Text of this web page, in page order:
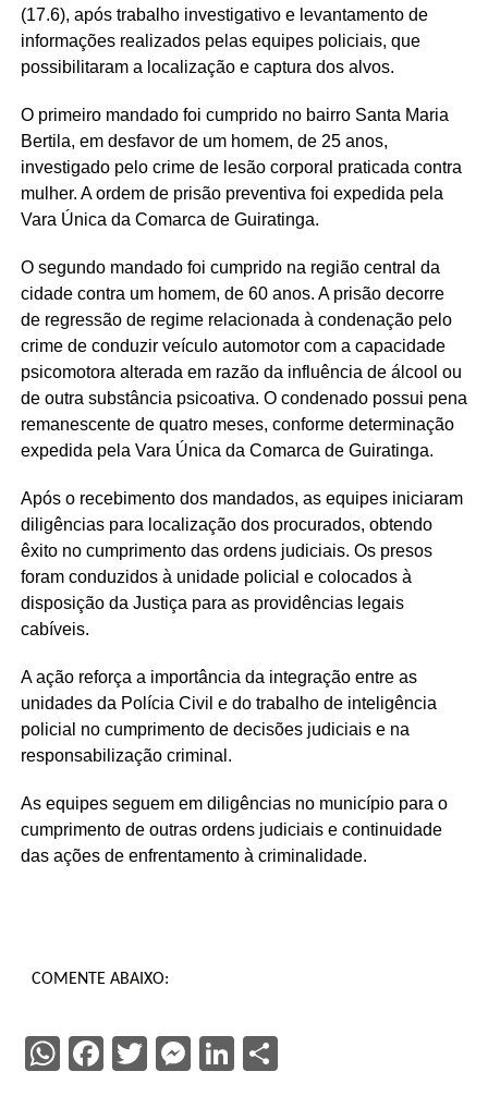
(17.6), após trabalho investigativo e levantamento de
informações realizados pelas equipes policiais, que
possibilitaram a localização e captura dos alvos.
O primeiro mandado foi cumprido no bairro Santa Maria
Bertila, em desfavor de um homem, de 25 anos,
investigado pelo crime de lesão corporal praticada contra
mulher. A ordem de prisão preventiva foi expedida pela
Vara Única da Comarca de Guiratinga.
O segundo mandado foi cumprido na região central da
cidade contra um homem, de 60 anos. A prisão decorre
de regressão de regime relacionada à condenação pelo
crime de conduzir veículo automotor com a capacidade
psicomotora alterada em razão da influência de álcool ou
de outra substância psicoativa. O condenado possui pena
remanescente de quatro meses, conforme determinação
expedida pela Vara Única da Comarca de Guiratinga.
Após o recebimento dos mandados, as equipes iniciaram
diligências para localização dos procurados, obtendo
êxito no cumprimento das ordens judiciais. Os presos
foram conduzidos à unidade policial e colocados à
disposição da Justiça para as providências legais
cabíveis.
A ação reforça a importância da integração entre as
unidades da Polícia Civil e do trabalho de inteligência
policial no cumprimento de decisões judiciais e na
responsabilização criminal.
As equipes seguem em diligências no município para o
cumprimento de outras ordens judiciais e continuidade
das ações de enfrentamento à criminalidade.
COMENTE ABAIXO:
WhatsApp
Facebook
Twitter
Messenger
LinkedIn
Share